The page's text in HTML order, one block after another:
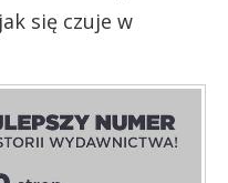
się czuje w